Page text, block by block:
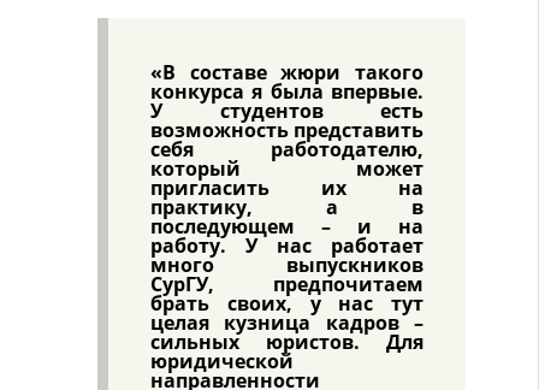
«В составе жюри такого
конкурса я была впервые.
У студентов есть
возможность представить
себя работодателю,
который может
пригласить их на
практику, а в
последующем – и на
работу. У нас работает
много выпускников
СурГУ, предпочитаем
брать своих, у нас тут
целая кузница кадров –
сильных юристов. Для
юридической
направленности